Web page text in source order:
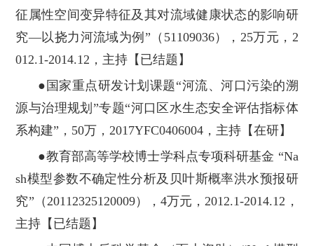
征属性空间变异特征及其对流域健康状态的影响研
究—以挠力河流域为例”（51109036），25万元，2
012.1-2014.12，主持【已结题】
●国家重点研发计划课题“河流、河口污染的溯
源与治理规划”专题“河口区水生态安全评估指标体
系构建”，50万，2017YFC0406004，主持【在研】
●教育部高等学校博士学科点专项科研基金 “Na
sh模型参数不确定性分析及贝叶斯概率洪水预报研
究”（20112325120009），4万元，2012.1-2014.12，
主持【已结题】